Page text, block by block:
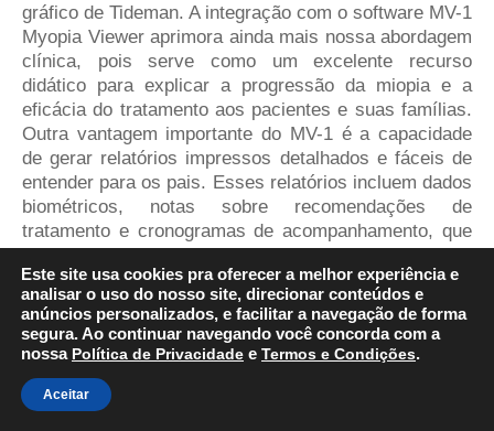
gráfico de Tideman. A integração com o software MV-1
Myopia Viewer aprimora ainda mais nossa abordagem
clínica, pois serve como um excelente recurso
didático para explicar a progressão da miopia e a
eficácia do tratamento aos pacientes e suas famílias.
Outra vantagem importante do MV-1 é a capacidade
de gerar relatórios impressos detalhados e fáceis de
entender para os pais. Esses relatórios incluem dados
biométricos, notas sobre recomendações de
tratamento e cronogramas de acompanhamento, que
não apenas agilizam as operações clínicas, mas
também promovem maior engajamento e adesão do
paciente.”
Este site usa cookies pra oferecer a melhor experiência e
analisar o uso do nosso site, direcionar conteúdos e
anúncios personalizados, e facilitar a navegação de forma
segura. Ao continuar navegando você concorda com a
nossa Política de Privacidade e Termos e Condições.
Aceitar